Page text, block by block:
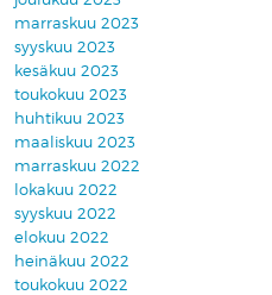
marraskuu 2023
syyskuu 2023
kesäkuu 2023
toukokuu 2023
huhtikuu 2023
maaliskuu 2023
marraskuu 2022
lokakuu 2022
syyskuu 2022
elokuu 2022
heinäkuu 2022
toukokuu 2022